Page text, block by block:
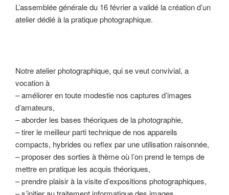
L’assemblée générale du 16 février a validé la création d’un
atelier dédié à la pratique photographique.
Notre atelier photographique, qui se veut convivial, a
vocation à
– améliorer en toute modestie nos captures d’images
d’amateurs,
– aborder les bases théoriques de la photographie,
– tirer le meilleur parti technique de nos appareils
compacts, hybrides ou reflex par une utilisation raisonnée,
– proposer des sorties à thème où l’on prend le temps de
mettre en pratique les acquis théoriques,
– prendre plaisir à la visite d’expositions photographiques,